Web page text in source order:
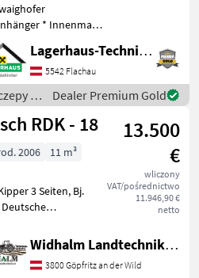
* Innenmaß
* hydraulische
mit
und
* Deichsel
Ausschiebbar
Lagerhaus-Technik Flachau
5542 Flachau
/
Dealer Premium Gold
RDK - 18
13.500
€
wliczony
VAT/pośrednictwo
11.946,90 €
netto
2006 11 m³
3 Seiten, Bj.
Plattform 5,
2, 40m innen,
Aluminium,
Widhalm Landtechnik GmbH
3800 Göpfritz an der Wild